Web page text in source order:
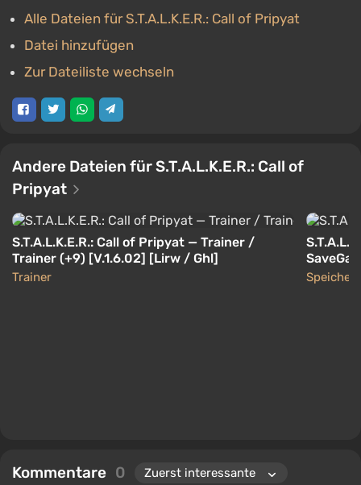
Alle Dateien für S.T.A.L.K.E.R.: Call of Pripyat
Datei hinzufügen
Zur Dateiliste wechseln
Andere Dateien für S.T.A.L.K.E.R.: Call of
Pripyat
S.T.A.L.K.E.R.: Call of Pripyat — Trainer /
Trainer (+9) [V.1.6.02] [Lirw / Ghl]
Trainer
Kommentare 0